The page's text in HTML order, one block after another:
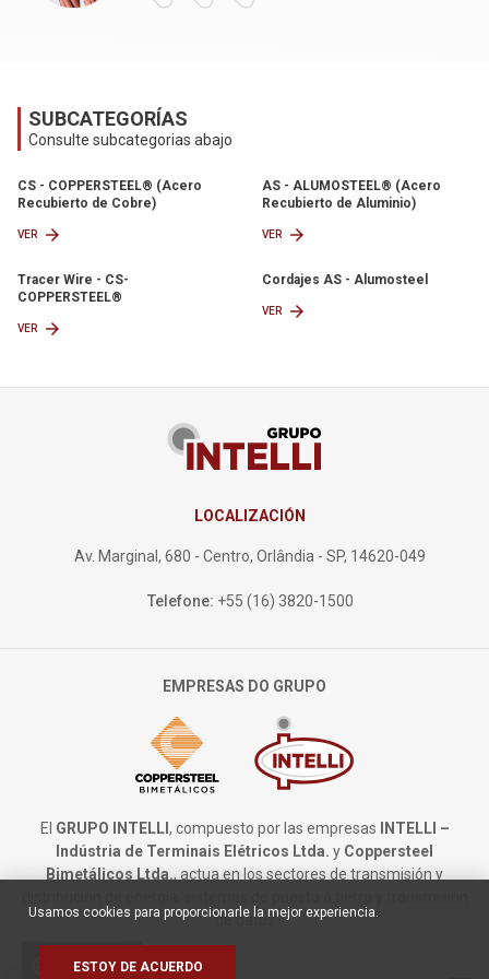
SUBCATEGORÍAS
Consulte subcategorias abajo
CS - COPPERSTEEL® (Acero
Recubierto de Cobre)
VER arrow_forward
AS - ALUMOSTEEL® (Acero
Recubierto de Aluminio)
VER arrow_forward
Tracer Wire - CS-
COPPERSTEEL®
VER arrow_forward
Cordajes AS - Alumosteel
VER arrow_forward
LOCALIZACIÓN
Av. Marginal, 680 - Centro, Orlândia - SP, 14620-049
Telefone: +55 (16) 3820-1500
EMPRESAS DO GRUPO
El GRUPO INTELLI, compuesto por las empresas INTELLI –
Indústria de Terminais Elétricos Ltda. y Coppersteel
Bimetálicos Ltda., actua en los sectores de transmisión y
de datos
cookies
Usamos cookies para proporcionarle la mejor experiencia.
ESTOY DE ACUERDO